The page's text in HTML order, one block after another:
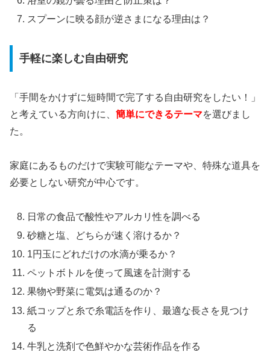
スプーンに映る顔が逆さまになる理由は？
手軽に楽しむ自由研究
「手間をかけずに短時間で完了する自由研究をしたい！」
と考えている方向けに、 簡単にできるテーマを選びまし
た。
家庭にあるものだけで実験可能なテーマや、特殊な道具を
必要としない研究が中心です。
日常の食品で酸性やアルカリ性を調べる
砂糖と塩、どちらが速く溶けるか？
1円玉にどれだけの水滴が乗るか？
ペットボトルを使って風速を計測する
果物や野菜に電気は通るのか？
紙コップと糸で糸電話を作り、最適な長さを見つけ
る
牛乳と洗剤で色鮮やかな芸術作品を作る